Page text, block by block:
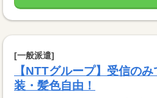
[一般派遣]
【NTTグループ】受信の
装・髪色自由！